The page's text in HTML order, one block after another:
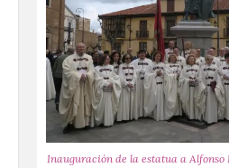
Inauguración de la estatua a Alfonso